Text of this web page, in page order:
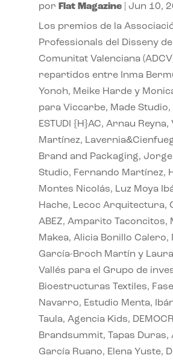
por Flat Magazine| Jun 10,
Los premios de la
Professionals del Disseny
Comunitat Valenciana
repartidos entre Inma
Yonoh, Meike Harde y
para Viccarbe, Made Studio,
ESTUDI {H}AC, Arnau Reyna,
Martínez,
Brand and Packaging,
Studio, Fernando Martínez,
Montes Nicolás, Luz Moya
Hache, Lecoc Arquitectura,
ABEZ, Amparito Taconcitos,
Makea, Alicia Bonillo Calero,
García-Broch Martín y
Vallés para el Grupo de
Bioestructuras Textiles,
Navarro, Estudio Menta,
Taula, Agencia Kids,
Brandsummit, Tapas Duras,
García Ruano, Elena Yuste,